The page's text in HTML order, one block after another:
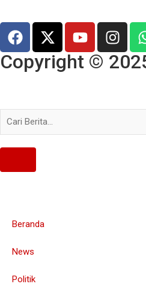
Copyright ©
Beranda
News
Politik